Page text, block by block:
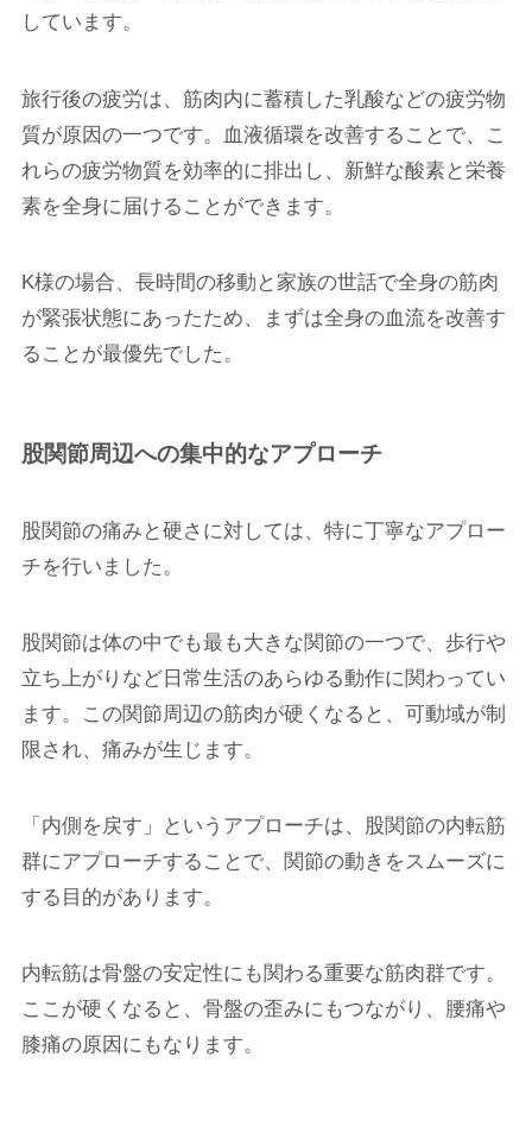
しています。
旅行後の疲労は、筋肉内に蓄積した乳酸などの疲労物
質が原因の一つです。血液循環を改善することで、こ
れらの疲労物質を効率的に排出し、新鮮な酸素と栄養
素を全身に届けることができます。
K様の場合、長時間の移動と家族の世話で全身の筋肉
が緊張状態にあったため、まずは全身の血流を改善す
ることが最優先でした。
股関節周辺への集中的なアプローチ
股関節の痛みと硬さに対しては、特に丁寧なアプロー
チを行いました。
股関節は体の中でも最も大きな関節の一つで、歩行や
立ち上がりなど日常生活のあらゆる動作に関わってい
ます。この関節周辺の筋肉が硬くなると、可動域が制
限され、痛みが生じます。
「内側を戻す」というアプローチは、股関節の内転筋
群にアプローチすることで、関節の動きをスムーズに
する目的があります。
内転筋は骨盤の安定性にも関わる重要な筋肉群です。
ここが硬くなると、骨盤の歪みにもつながり、腰痛や
膝痛の原因にもなります。